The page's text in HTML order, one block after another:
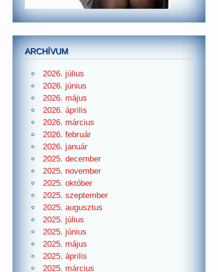
ARCHÍVUM
2026. július
2026. június
2026. május
2026. április
2026. március
2026. február
2026. január
2025. december
2025. november
2025. október
2025. szeptember
2025. augusztus
2025. július
2025. június
2025. május
2025. április
2025. március